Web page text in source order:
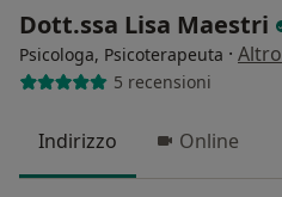
Dott.ssa Lisa Maestri
Psicologa, Psicoterapeuta · Altro
5 recensioni
Indirizzo Online